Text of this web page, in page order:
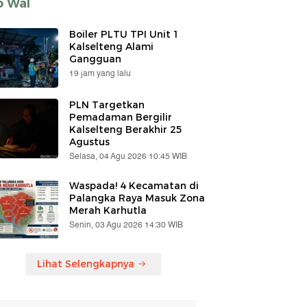
Wal
Boiler PLTU TPI Unit 1
Kalselteng Alami
Gangguan
19 jam yang lalu
PLN Targetkan
Pemadaman Bergilir
Kalselteng Berakhir 25
Agustus
Selasa, 04 Agu 2026 10:45 WIB
Waspada! 4 Kecamatan di
Palangka Raya Masuk Zona
Merah Karhutla
Senin, 03 Agu 2026 14:30 WIB
Lihat Selengkapnya